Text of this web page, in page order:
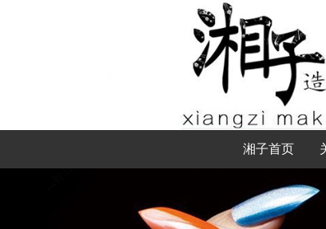
湘子首页